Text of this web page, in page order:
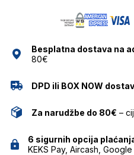
Besplatna dostava na
80€
DPD ili BOX NOW
Za narudžbe do 80€ –
6 sigurnih opcija
KEKS Pay, Aircash,